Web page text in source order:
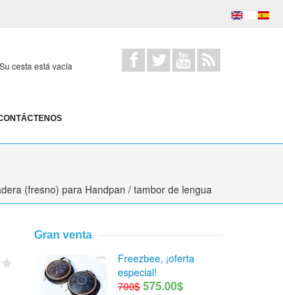
Su cesta está vacía
(fresno) para Handpan / tambor de lengua
Gran venta
Freezbee, ¡oferta
especial!
700$ 575.00$